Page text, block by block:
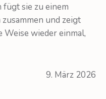
sie zu einem
und zeigt
wieder einmal,
9. März 2026